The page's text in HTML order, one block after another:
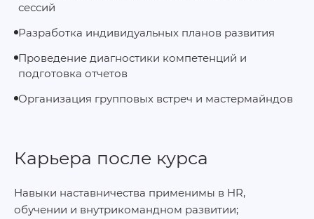
сессий
Разработка индивидуальных планов развития
Проведение диагностики компетенций и
подготовка отчетов
Организация групповых встреч и мастермайндов
Карьера после курса
Навыки наставничества применимы в HR,
обучении и внутрикомандном развитии;